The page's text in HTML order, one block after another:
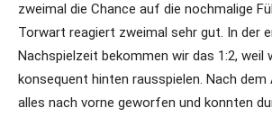
zweimal die Chance auf die nochmalige
Torwart reagiert zweimal sehr gut. In der
Nachspielzeit bekommen wir das 1:2, weil
konsequent hinten rausspielen. Nach
alles nach vorne geworfen und konnten